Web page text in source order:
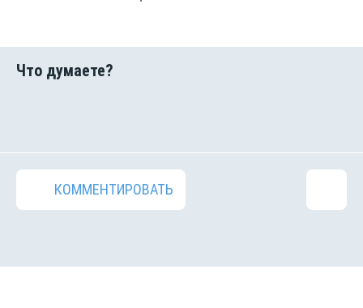
КОММЕНТИРОВАТЬ